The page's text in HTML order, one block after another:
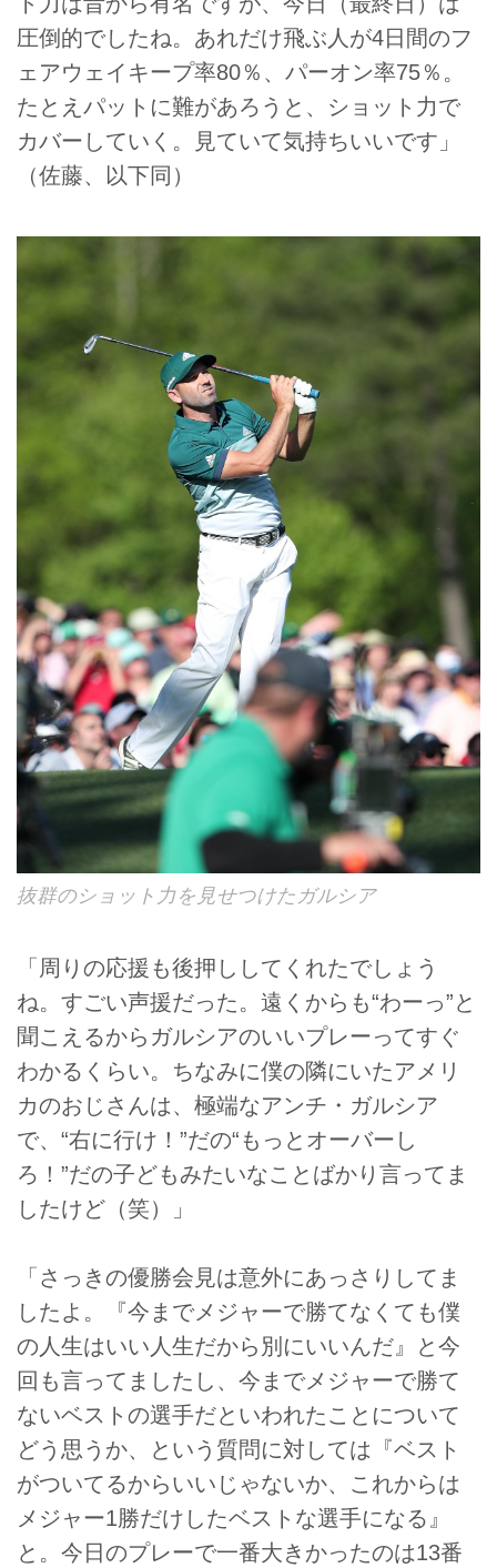
圧倒的でしたね。あれだけ飛ぶ人が4日間のフ
ェアウェイキープ率80％、パーオン率75％。
たとえパットに難があろうと、ショット力で
カバーしていく。見ていて気持ちいいです」
（佐藤、以下同）
抜群のショット力を見せつけたガルシア
「周りの応援も後押ししてくれたでしょう
ね。すごい声援だった。遠くからも“わーっ”と
聞こえるからガルシアのいいプレーってすぐ
わかるくらい。ちなみに僕の隣にいたアメリ
カのおじさんは、極端なアンチ・ガルシア
で、“右に行け！”だの“もっとオーバーし
ろ！”だの子どもみたいなことばかり言ってま
したけど（笑）」
「さっきの優勝会見は意外にあっさりしてま
したよ。『今までメジャーで勝てなくても僕
の人生はいい人生だから別にいいんだ』と今
回も言ってましたし、今までメジャーで勝て
ないベストの選手だといわれたことについて
どう思うか、という質問に対しては『ベスト
がついてるからいいじゃないか、これからは
メジャー1勝だけしたベストな選手になる』
と。今日のプレーで一番大きかったのは13番